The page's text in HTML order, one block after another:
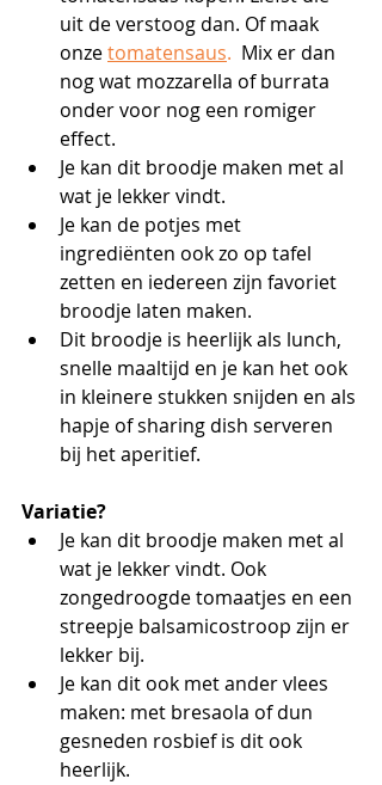
uit de verstoog dan. Of maak
onze tomatensaus. Mix er dan
nog wat mozzarella of burrata
onder voor nog een romiger
effect.
Je kan dit broodje maken met al
wat je lekker vindt.
Je kan de potjes met
ingrediënten ook zo op tafel
zetten en iedereen zijn favoriet
broodje laten maken.
Dit broodje is heerlijk als lunch,
snelle maaltijd en je kan het ook
in kleinere stukken snijden en als
hapje of sharing dish serveren
bij het aperitief.
Variatie?
Je kan dit broodje maken met al
wat je lekker vindt. Ook
zongedroogde tomaatjes en een
streepje balsamicostroop zijn er
lekker bij.
Je kan dit ook met ander vlees
maken: met bresaola of dun
gesneden rosbief is dit ook
heerlijk.